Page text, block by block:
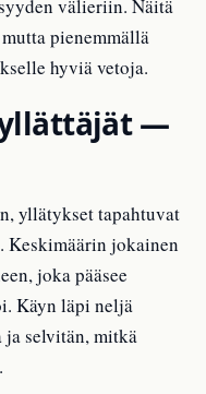
välieriin. Näitä
pienemmällä
hyviä vetoja.
—
yllätykset tapahtuvat
Keskimäärin jokainen
joka pääsee
Käyn läpi neljä
selvitän, mitkä